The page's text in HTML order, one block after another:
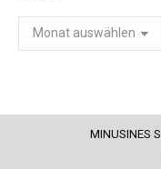
Archiv
MINUSINES